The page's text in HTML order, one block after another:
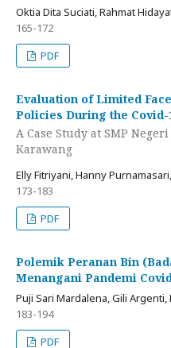
Oktia Dita Suciati, Rahmat
165-172
PDF
Evaluation of Limited
Policies During the Covid-
A Case Study at SMP
Karawang
Elly Fitriyani, Hanny
173-183
PDF
Polemik Peranan Bin
Menangani Pandemi
Puji Sari Mardalena, Gili Argenti,
183-194
PDF